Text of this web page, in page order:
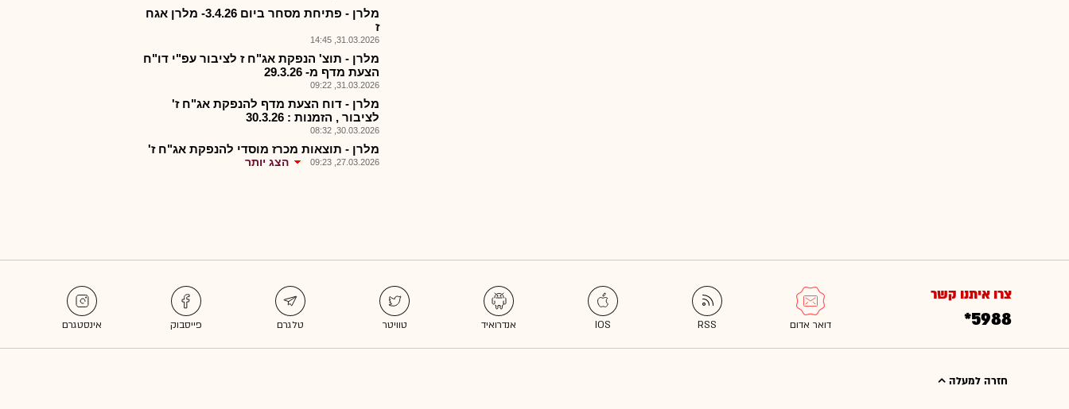
מלרן - פתיחת מסחר ביום 3.4.26- מלרן אגח
ז
31.03.2026, 14:45
מלרן - תוצ' הנפקת אג"ח ז לציבור עפ"י דו"ח
הצעת מדף מ- 29.3.26
31.03.2026, 09:22
מלרן - דוח הצעת מדף להנפקת אג"ח ז'
לציבור , הזמנות : 30.3.26
30.03.2026, 08:32
מלרן - תוצאות מכרז מוסדי להנפקת אג"ח ז'
27.03.2026, 09:23 הצג יותר
צרו איתנו קשר
*5988
חזרה למעלה